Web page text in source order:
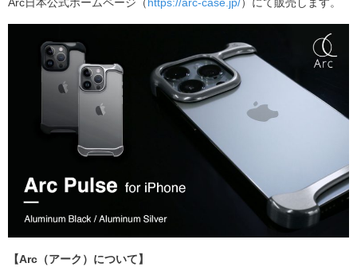
【Arc（アーク） について】